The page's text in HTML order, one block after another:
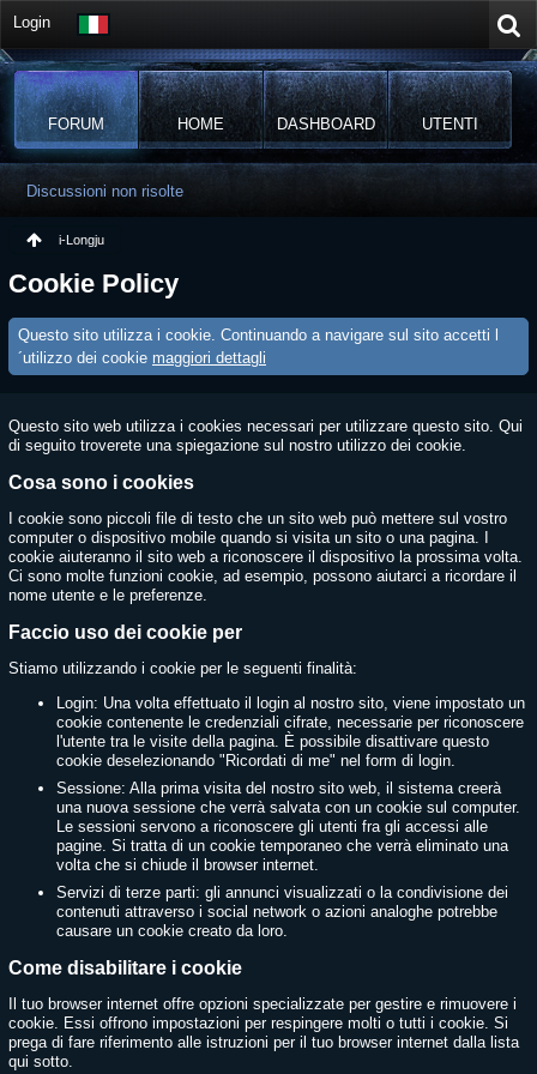
Login
FORUM HOME DASHBOARD UTENTI
Discussioni non risolte
i-Longju
Cookie Policy
Questo sito utilizza i cookie. Continuando a navigare sul sito accetti l
´utilizzo dei cookie maggiori dettagli
Questo sito web utilizza i cookies necessari per utilizzare questo sito. Qui
di seguito troverete una spiegazione sul nostro utilizzo dei cookie.
Cosa sono i cookies
I cookie sono piccoli file di testo che un sito web può mettere sul vostro
computer o dispositivo mobile quando si visita un sito o una pagina. I
cookie aiuteranno il sito web a riconoscere il dispositivo la prossima volta.
Ci sono molte funzioni cookie, ad esempio, possono aiutarci a ricordare il
nome utente e le preferenze.
Faccio uso dei cookie per
Stiamo utilizzando i cookie per le seguenti finalità:
Login: Una volta effettuato il login al nostro sito, viene impostato un
cookie contenente le credenziali cifrate, necessarie per riconoscere
l'utente tra le visite della pagina. È possibile disattivare questo
cookie deselezionando "Ricordati di me" nel form di login.
Sessione: Alla prima visita del nostro sito web, il sistema creerà
una nuova sessione che verrà salvata con un cookie sul computer.
Le sessioni servono a riconoscere gli utenti fra gli accessi alle
pagine. Si tratta di un cookie temporaneo che verrà eliminato una
volta che si chiude il browser internet.
Servizi di terze parti: gli annunci visualizzati o la condivisione dei
contenuti attraverso i social network o azioni analoghe potrebbe
causare un cookie creato da loro.
Come disabilitare i cookie
Il tuo browser internet offre opzioni specializzate per gestire e rimuovere i
cookie. Essi offrono impostazioni per respingere molti o tutti i cookie. Si
prega di fare riferimento alle istruzioni per il tuo browser internet dalla lista
qui sotto.